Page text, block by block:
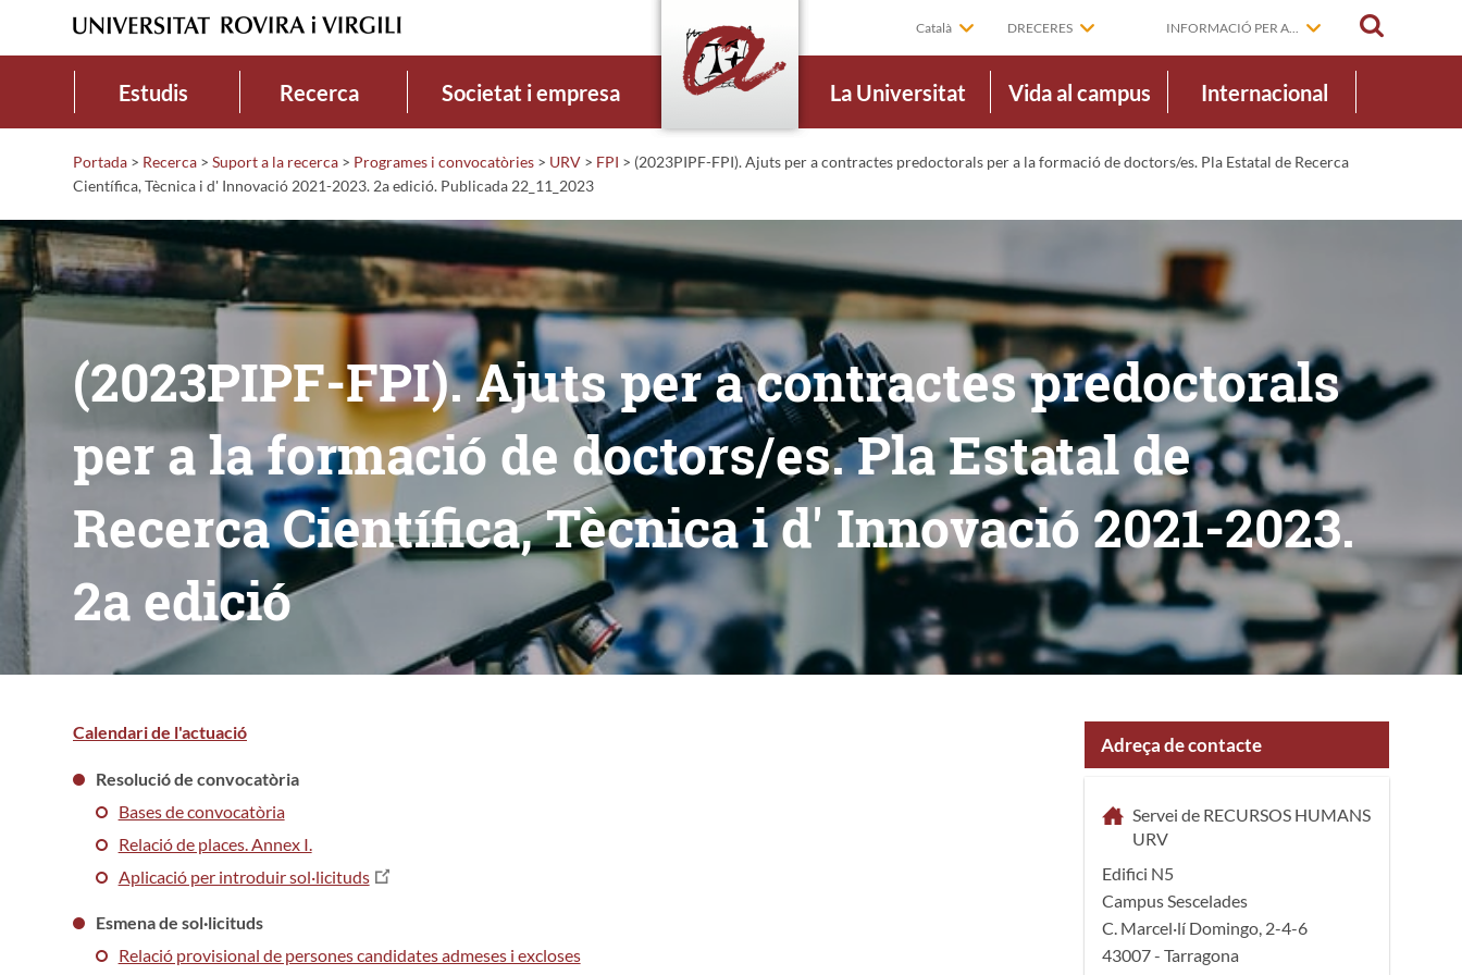
Català DRECERES INFORMACIÓ PER A...
Estudis Recerca Societat i empresa La Universitat Vida al campus Internacional
Portada > Recerca > Suport a la recerca > Programes i convocatòries > URV > FPI > (2023PIPF-FPI). Ajuts per a contractes predoctorals per a la formació de doctors/es. Pla Estatal de Recerca
Científica, Tècnica i d' Innovació 2021-2023. 2a edició. Publicada 22_11_2023
(2023PIPF-FPI). Ajuts per a contractes predoctorals
per a la formació de doctors/es. Pla Estatal de
Recerca Científica, Tècnica i d' Innovació 2021-2023.
2a edició
Calendari de l'actuació
Resolució de convocatòria
Bases de convocatòria
Relació de places. Annex I.
Aplicació per introduir sol·licituds
Esmena de sol·licituds
Relació provisional de persones candidates admeses i excloses
Adreça de contacte
Servei de RECURSOS HUMANS
URV
Edifici N5
Campus Sescelades
C. Marcel·lí Domingo, 2-4-6
43007 - Tarragona